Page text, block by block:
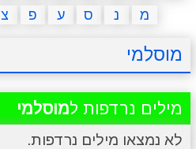
איש תלוי מדריכים
יצירה משחקי בנות
מ
נ ס ע פ צ
מוסלמי
מילים נרדפות למוסלמי
לא נמצאו מילים נרדפות.